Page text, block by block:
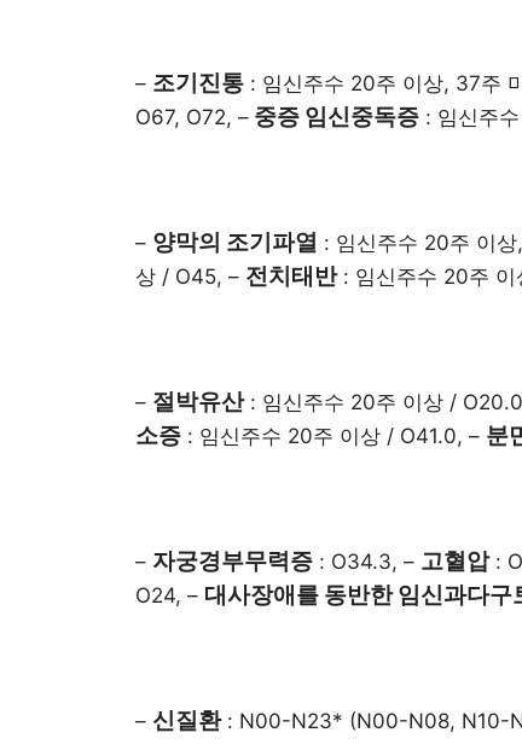
– 조기진통 : 임신주수 20주 이상, 37주
O67, O72, – 중증 임신중독증 : 임신주
– 양막의 조기파열 : 임신주수 20주 이
상 / O45, – 전치태반: 임신주수 20주
– 절박유산: 임신주수 20주 이상 /
소증 : 임신주수 20주 이상 / O41.0, – 분
– 자궁경부무력증 : O34.3, – 고혈압:
O24, – 대사장애를 동반한 임신과다구
– 신질환: N00-N23* (N00-N08, N10-